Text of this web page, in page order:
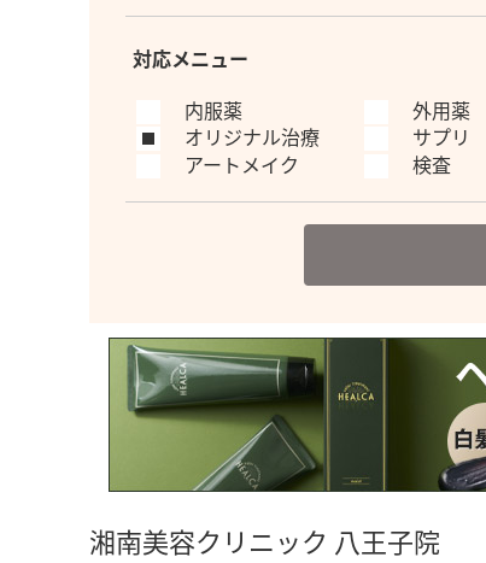
対応メニュー
内服薬
外用薬
オリジナル治療
サプリ
アートメイク
検査
湘南美容クリニック 八王子院